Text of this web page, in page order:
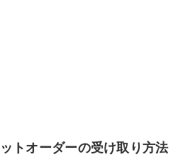
トオーダーの受け取り方法